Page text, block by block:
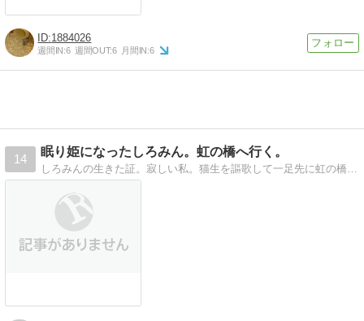
1884026
週間IN:6 週間OUT:6 月間IN:6
14
眠り姫になったしろみん。虹の橋へ行く。
しろみんの生きた証。寂しい私。猫生を謳歌して一足先に虹の橋へ。。。